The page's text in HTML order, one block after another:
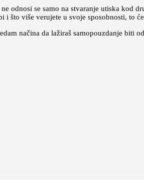
odnosi se samo na stvaranje utiska kod
i što više verujete u svoje sposobnosti, to
načina da lažiraš samopouzdanje biti